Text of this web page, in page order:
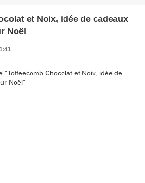
et Noix, idée de cadeaux
Noël